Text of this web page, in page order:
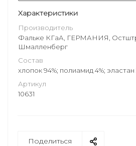
Характеристики
Производитель
Фальке КГаА, ГЕРМАНИЯ,
Шмалленберг
Состав
хлопок 94%; полиамид 4%; эластан
Артикул
10631
Поделиться